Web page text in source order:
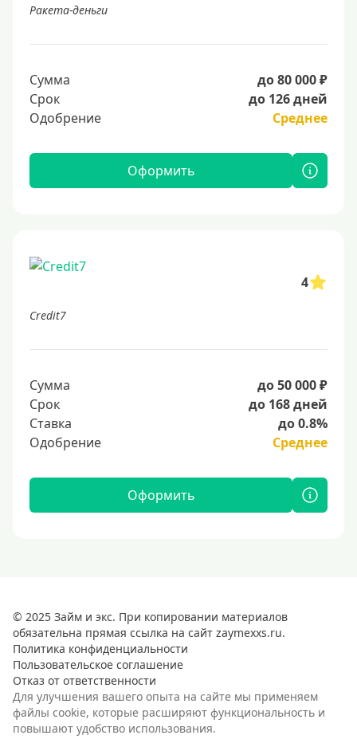
Ракета-деньги
Сумма
до 80 000 ₽
Срок
до 126 дней
Одобрение
Среднее
Оформить
4
Credit7
Сумма
до 50 000 ₽
Срок
до 168 дней
Ставка
до 0.8%
Одобрение
Среднее
Оформить
© 2025 Займ и экс. При копировании материалов
обязательна прямая ссылка на сайт zaymexxs.ru.
Политика конфиденциальности
Пользовательское соглашение
Отказ от ответственности
Для улучшения вашего опыта на сайте мы применяем
файлы cookie, которые расширяют функциональность и
повышают удобство использования.